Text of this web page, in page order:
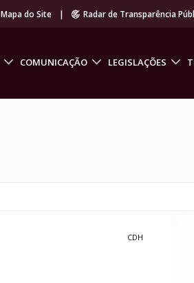
Mapa do Site | Radar de Transparência
COMUNICAÇÃO LEGISLAÇÕES
CDH